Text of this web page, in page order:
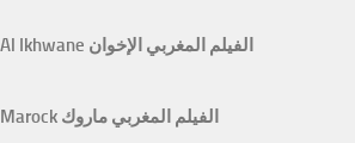
Film marocain Al Ikhwane الفيلم المغربي الإخوان
Film Marocain Marock الفيلم المغربي ماروك